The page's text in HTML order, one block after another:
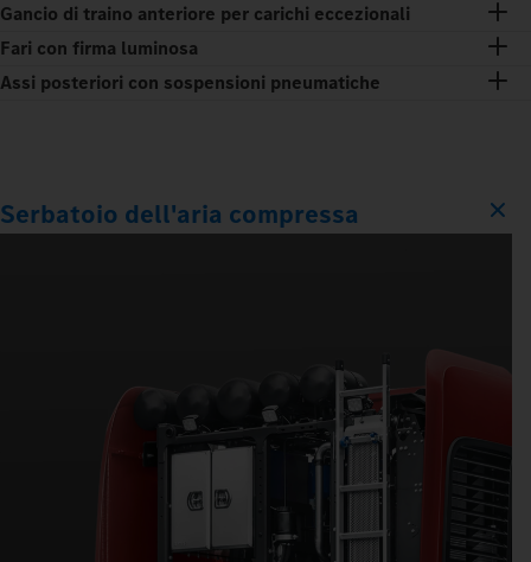
Gancio di traino anteriore per carichi eccezionali
Fari con firma luminosa
Assi posteriori con sospensioni pneumatiche
Serbatoio dell'aria compressa